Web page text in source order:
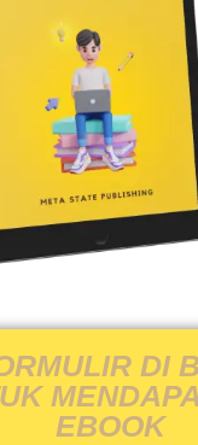
DI
EBOOK